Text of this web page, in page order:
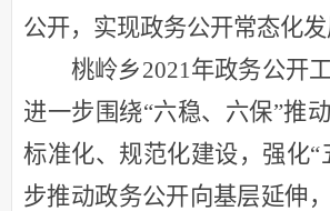
公开，实现政务公开常态化发
桃岭乡2021年政务公开
进一步围绕“六稳、六保”推
标准化、规范化建设，强化“
步推动政务公开向基层延伸